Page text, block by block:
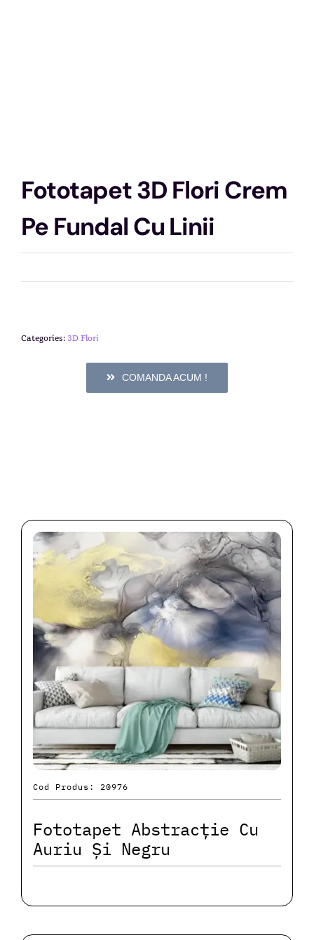
Fototapet 3D Flori Crem
Pe Fundal Cu Linii
Categories:3D Flori
COMANDA ACUM !
Cod Produs: 20976
Fototapet Abstracție Cu
Auriu Și Negru